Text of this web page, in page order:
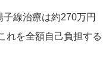
線治療は約270万円
れを全額自己負担する